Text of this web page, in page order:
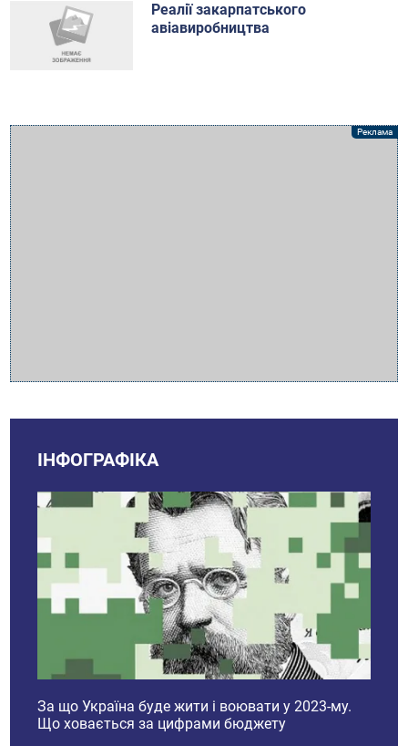
Реалії закарпатського
авіавиробництва
ІНФОГРАФІКА
За що Україна буде жити і воювати у 2023-му.
Що ховається за цифрами бюджету